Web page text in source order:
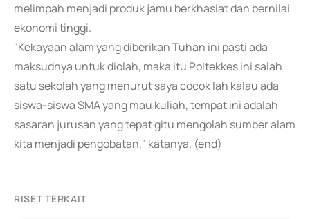
melimpah menjadi produk jamu berkhasiat dan bernilai
ekonomi tinggi.
"Kekayaan alam yang diberikan Tuhan ini pasti ada
maksudnya untuk diolah, maka itu Poltekkes ini salah
satu sekolah yang menurut saya cocok lah kalau ada
siswa-siswa SMA yang mau kuliah, tempat ini adalah
sasaran jurusan yang tepat gitu mengolah sumber alam
kita menjadi pengobatan," katanya. (end)
RISET TERKAIT